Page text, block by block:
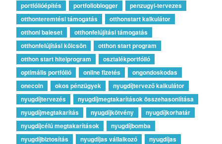
portfólióépítés
portfolioblogger
penzugyi-tervezes
otthonteremtési támogatás
otthonstart kalkulátor
otthoni baleset
otthonfelújítási támogatás
otthonfelújítási kölcsön
otthon start program
otthon start hitelprogram
osztalékportfólió
optimális portfólió
online fizetés
ongondoskodas
onecoin
okos pénzügyek
nyugdíjtervező kalkulátor
nyugdíjtervezés
nyugdíjmegtakarítások összehasonlítása
nyugdíjmegtakarítás
nyugdíjkötvény
nyugdíjkorhatár
nyugdíjcélú megtakarítások
nyugdíjbomba
nyugdíjbiztosítás
nyugdíjas vállalkozó nyugdíjas